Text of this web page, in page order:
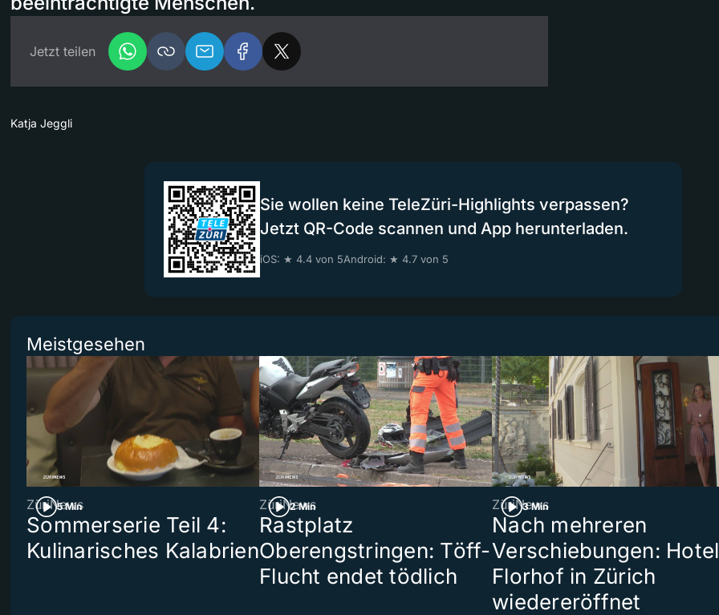
Jetzt teilen
Katja Jeggli
Sie wollen keine TeleZüri-Highlights verpassen?
Jetzt QR-Code scannen und App herunterladen.
iOS: ★ 4.4 von 5Android: ★ 4.7 von 5
Meistgesehen
5 Min
ZüriNews
Sommerserie Teil 4:
Kulinarisches Kalabrien
2 Min
ZüriNews
Rastplatz
Oberengstringen: Töff-
Flucht endet tödlich
3 Min
ZüriNews
Nach mehreren
Verschiebungen: Hotel
Florhof in Zürich
wiedereröffnet